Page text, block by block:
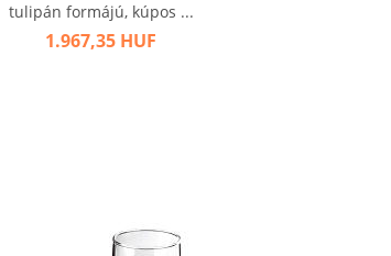
tulipán formájú, kúpos ...
1.967,35 HUF